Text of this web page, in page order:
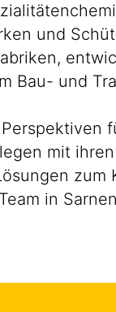
und
Bau- und
mit
in